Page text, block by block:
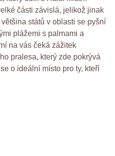
části závislá, jelikož jinak
států v oblasti se pyšní
plážemi s palmami a
na vás čeká zážitek
pralesa, který zde pokrývá
o ideální místo pro ty, kteří